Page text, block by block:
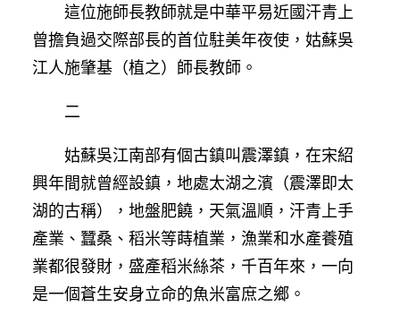
這位施師長教師就是中華平易近國汗青上
曾擔負過交際部長的首位駐美年夜使，姑蘇吳
江人施肇基（植之）師長教師。
二
姑蘇吳江南部有個古鎮叫震澤鎮，在宋紹
興年間就曾經設鎮，地處太湖之濱（震澤即太
湖的古稱），地盤肥饒，天氣溫順，汗青上手
產業、蠶桑、稻米等蒔植業，漁業和水產養殖
業都很發財，盛產稻米絲茶，千百年來，一向
是一個蒼生安身立命的魚米富庶之鄉。